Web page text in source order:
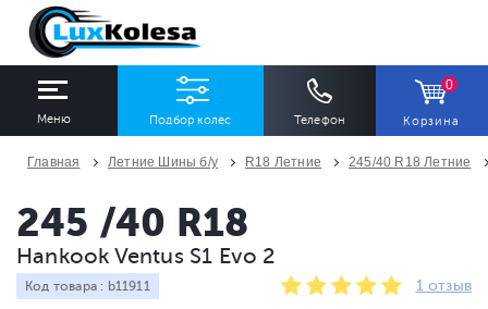
Меню Подбор колес Телефон
0
Корзина
Ширина
Все
Профиль
Все
Главная Летние Шины б/у R18 Летние 245/40 R18 Летние
245 /40 R18
Hankook Ventus S1 Evo 2
Код товара : b11911 1 отзыв